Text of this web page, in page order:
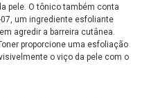
pele. O tônico também conta
07, um ingrediente esfoliante
agredir a barreira cutânea.
proporcione uma esfoliação
o viço da pele com o